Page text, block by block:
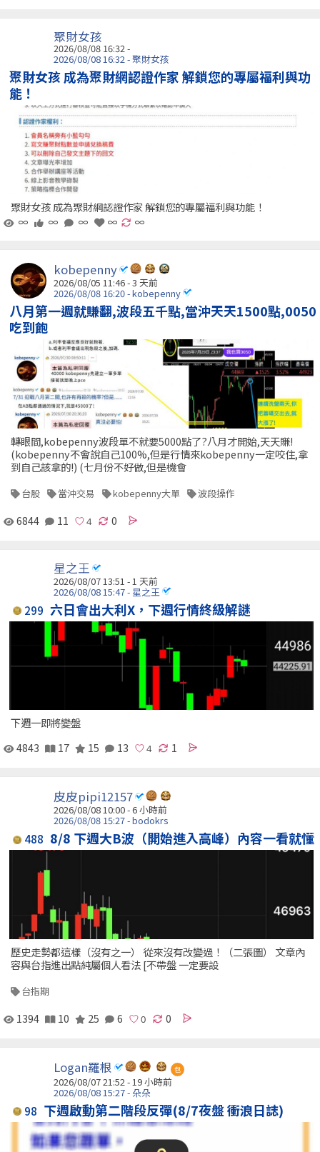
聚財女孩
2026/08/08 16:32 -
2026/08/08 16:32 - 聚財女孩
聚財女孩 成為聚財網認證作家 解鎖您的專屬福利與功
能！
聚財女孩 成為聚財網認證作家 解鎖您的專屬福利與功能！
∞
∞ ∞ ∞ ∞
kobepenny
2026/08/05 11:46 - 3 天前
2026/08/08 16:20 - kobepenny
八月第一週就賺翻,波段五千點,當沖天天1500點,0050
吃到飽
轉眼間,kobepenny波段單不就要5000點了?八月才開始,天天賺!
(kobepenny不會說自己100%,但是行情來kobepenny一定咬住,拿
到自己該拿的!) (七月份不好做,但是機會
台股 當沖交易 kobepenny大單 波段操作
6844 11 0
星之王
2026/08/07 13:51 - 1 天前
2026/08/08 15:47 - 星之王
299 六日會出大利X，下週行情終級解謎
下週一即將變盤
4843
17 15 13 1
皮皮pipi12157
2026/08/08 10:00 -6 小時前
2026/08/08 15:27 - bodokrs
488 8/8 下週大B波（開始進入高峰）內容一看就懂
歷史走勢都這樣（沒有之一） 從來沒有改變過！（二張圖） 文章內
容與台指進出點純屬個人看法 [不帶盤 一定要設
台指期
1394 10 25 6 0
Logan羅根 包
2026/08/07 21:52 - 19 小時前
2026/08/08 15:27 - 朵朵
98 下週啟動第二階段反彈(8/7夜盤 衝浪日誌)